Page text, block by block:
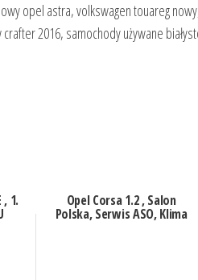
opel astra, volkswagen touareg
2016, samochody używane
1. Opel Corsa 1.2 , Salon
Polska, Serwis ASO, Klima